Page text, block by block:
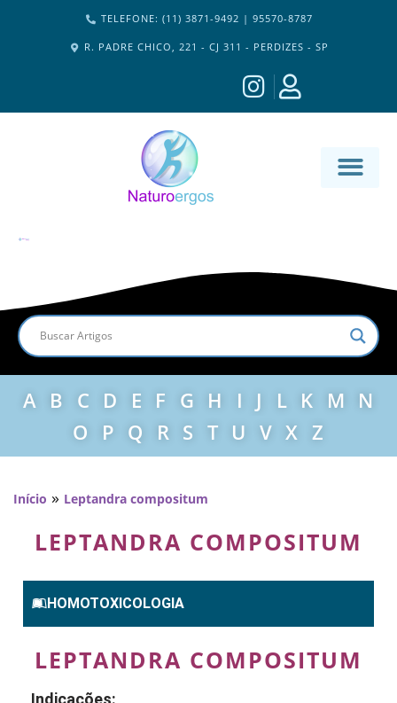
TELEFONE: (11) 3871-9492 | 95570-8787
R. PADRE CHICO, 221 - CJ 311 - PERDIZES - SP
A B C D E F G H I J L K M N
O
P Q R S T U V X Z
Início » Leptandra compositum
LEPTANDRA COMPOSITUM
HOMOTOXICOLOGIA
LEPTANDRA COMPOSITUM
Indicações: